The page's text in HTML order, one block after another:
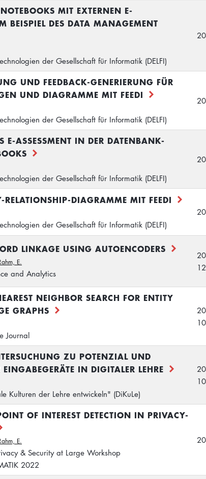
MIT EXTERNEN E-
BEISPIEL DES DATA MANAGEMENT
der Gesellschaft für Informatik (DELFI)
UND FEEDBACK-GENERIERUNG FÜR
UND DIAGRAMME MIT FEEDI
der Gesellschaft für Informatik (DELFI)
E-ASSESSMENT IN DER DATENBANK-
der Gesellschaft für Informatik (DELFI)
RELATIONSHIP-DIAGRAMME MIT FEEDI
der Gesellschaft für Informatik (DELFI)
LINKAGE USING AUTOENCODERS
E.
and Analytics
12
NEIGHBOR SEARCH FOR ENTITY
GRAPHS
Journal
10
ZU POTENZIAL UND
IN DIGITALER LEHRE
Kulturen der Lehre entwickeln" (DiKuLe)
10
OF INTEREST DETECTION IN PRIVACY-
E.
& Security at Large Workshop
2022